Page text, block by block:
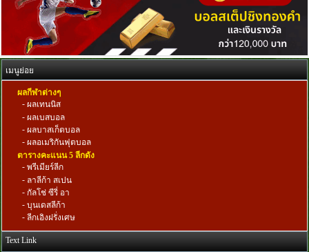
เมนูย่อย
ผลกีฬาต่างๆ
- ผลเทนนิส
- ผลเบสบอล
- ผลบาสเก็ตบอล
- ผลอเมริกันฟุตบอล
ตารางคะแนน 5 ลีกดัง
- พรีเมียร์ลีก
- ลาลีก้า สเปน
- กัลโช่ ซีรี่ อา
- บุนเดสลีก้า
- ลีกเอิงฝรั่งเศษ
Text Link